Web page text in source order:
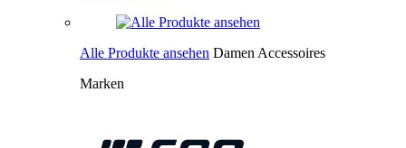
Alle Produkte ansehen Damen Accessoires
Marken